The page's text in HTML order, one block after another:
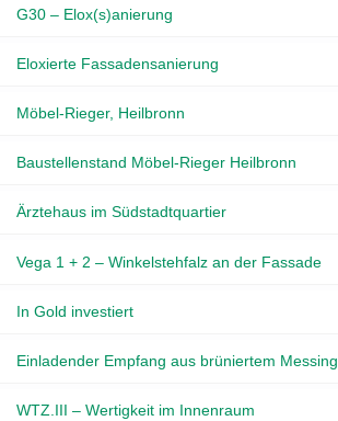
G30 – Elox(s)anierung
Eloxierte Fassadensanierung
Möbel-Rieger, Heilbronn
Baustellenstand Möbel-Rieger Heilbronn
Ärztehaus im Südstadtquartier
Vega 1 + 2 – Winkelstehfalz an der Fassade
In Gold investiert
Einladender Empfang aus brüniertem Messing
WTZ.III – Wertigkeit im Innenraum